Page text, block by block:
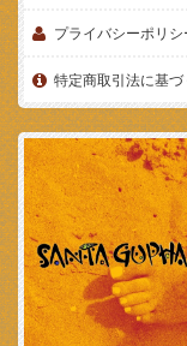
プライバシーポリシ
特定商取引法に基づ